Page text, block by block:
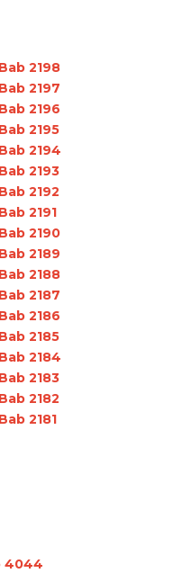
2198
2197
2196
2195
2194
2193
2192
2191
2190
2189
2188
2187
2186
2185
2184
2183
2182
2181
4044